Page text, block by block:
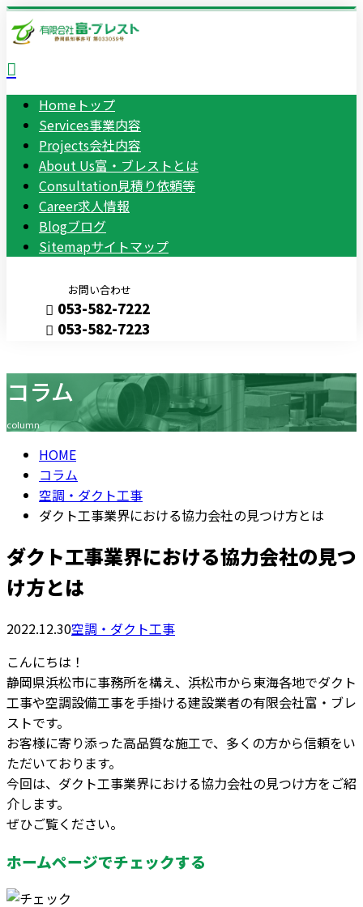
Home トップ
Services事業内容
Projects会社内容
About Us富・ブレストとは
Consultation見積り依頼等
Career求人情報
Blogブログ
Sitemapサイトマップ
お問い合わせ
053-582-7222
053-582-7223
Consultation
コラム
column
HOME
コラム
空調・ダクト工事
ダクト工事業界における協力会社の見つけ方とは
ダクト工事業界における協力会社の見つ
け方とは
2022.12.30空調・ダクト工事
こんにちは！
静岡県浜松市に事務所を構え、浜松市から東海各地でダクト
工事や空調設備工事を手掛ける建設業者の有限会社富・ブレ
ストです。
お客様に寄り添った高品質な施工で、多くの方から信頼をい
ただいております。
今回は、ダクト工事業界における協力会社の見つけ方をご紹
介します。
ぜひご覧ください。
ホームページでチェックする